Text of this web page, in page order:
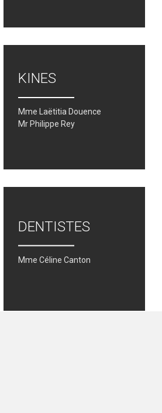
KINES
Mme Laëtitia Douence
Mr Philippe Rey
DENTISTES
Mme Céline Canton